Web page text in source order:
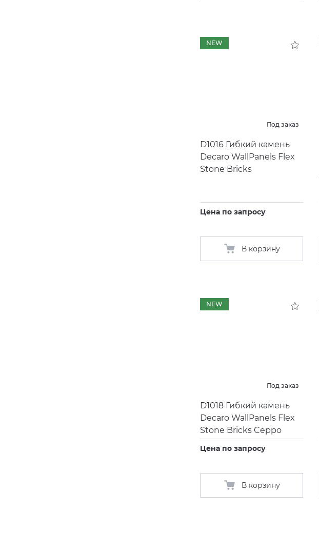
NEW
Под заказ
D1016 Гибкий камень
Decaro WallPanels Flex
Stone Bricks
Цена по запросу
В корзину
NEW
Под заказ
D1018 Гибкий камень
Decaro WallPanels Flex
Stone Bricks Ceppo
Цена по запросу
В корзину